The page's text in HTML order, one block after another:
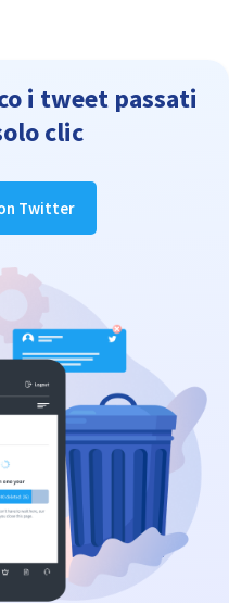
i tweet passati
clic
Twitter